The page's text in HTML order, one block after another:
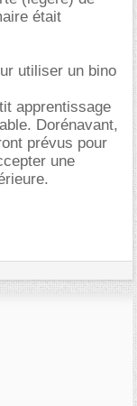
était
utiliser un bino
apprentissage
Dorénavant,
prévus pour
une